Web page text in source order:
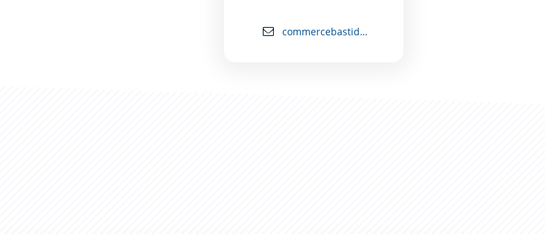
commercebastide@mairie-carcassonne.fr